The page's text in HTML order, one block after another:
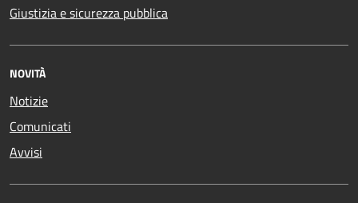
Giustizia e sicurezza pubblica
NOVITÀ
Notizie
Comunicati
Avvisi